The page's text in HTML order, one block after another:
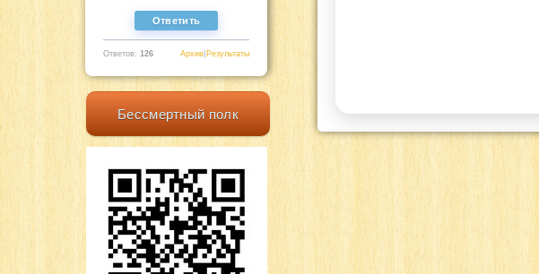
Ответов: 126 Результаты
Архив
Бессмертный полк